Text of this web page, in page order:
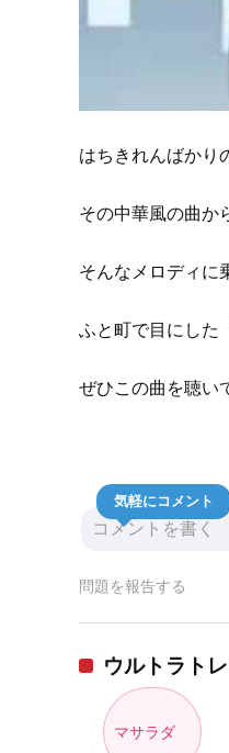
はちきれんばかり
その中華風の曲か
そんなメロディに
ふと町で目にした
ぜひこの曲を聴い
気軽にコメント
問題を報告する
ウルトラト
マサラダ